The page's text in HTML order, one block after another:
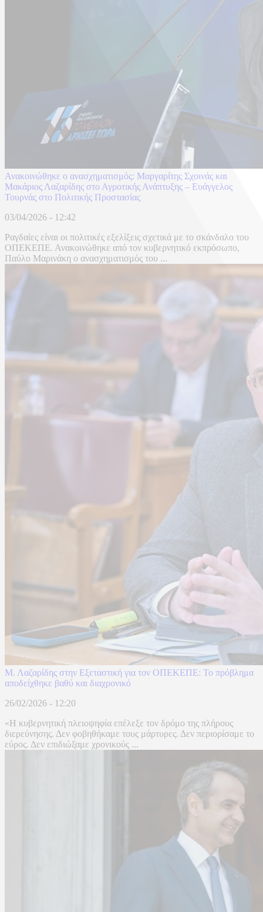
Ανακοινώθηκε ο ανασχηματισμός: Μαργαρίτης Σχοινάς και
Μακάριος Λαζαρίδης στο Αγροτικής Ανάπτυξης – Ευάγγελος
Τουρνάς στο Πολιτικής Προστασίας
03/04/2026 - 12:42
Ραγδαίες είναι οι πολιτικές εξελίξεις σχετικά με το σκάνδαλο του
ΟΠΕΚΕΠΕ. Ανακοινώθηκε από τον κυβερνητικό εκπρόσωπο,
Παύλο Μαρινάκη ο ανασχηματισμός του ...
Μ. Λαζαρίδης στην Εξεταστική για τον ΟΠΕΚΕΠΕ: Το πρόβλημα
αποδείχθηκε βαθύ και διαχρονικό
26/02/2026 - 12:20
«Η κυβερνητική πλειοψηφία επέλεξε τον δρόμο της πλήρους
διερεύνησης. Δεν φοβηθήκαμε τους μάρτυρες. Δεν περιορίσαμε το
εύρος. Δεν επιδιώξαμε χρονικούς ...